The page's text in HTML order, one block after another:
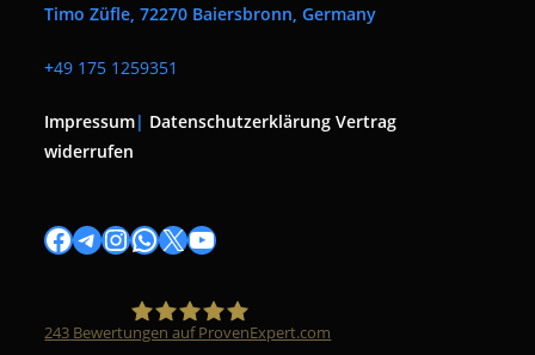
Timo Züfle, 72270 Baiersbronn, Germany
+49 175 1259351
Impressum| Datenschutzerklärung Vertrag
widerrufen
Facebook
Telegram
Instagram
WhatsApp
X YouTube
243 Bewertungen auf ProvenExpert.com